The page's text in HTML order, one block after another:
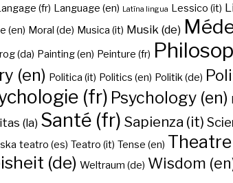
(fr) Language (en) Latīna lingua Lessico (it)
(en) Moral (de) Musica (it) Musik (de)
(da) Painting (en) Peinture (fr)
(en) Politica (it) Politics (en) Politik (de)
(fr) Psychology (en)
(la) Santé (fr) Sapienza (it)
teatro (es) Teatro (it) Tense (en) Theatre
(de) Weltraum (de) Wisdom